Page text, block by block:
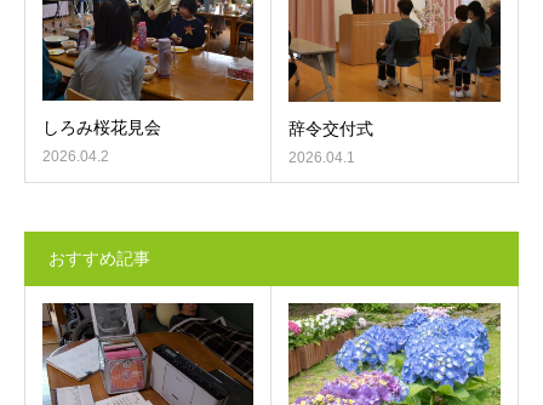
しろみ桜花見会
2026.04.2
辞令交付式
2026.04.1
おすすめ記事